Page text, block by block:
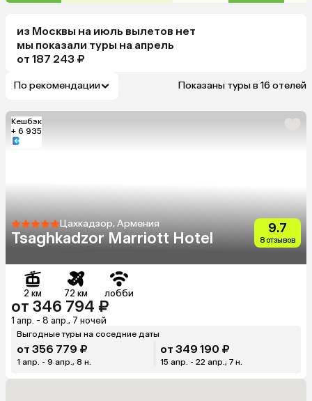
из Москвы на июль вылетов нет
мы показали туры на апрель
от 187 243 ₽
По рекомендации Показаны туры в 16 отелей
Кешбэк
+ 6 935
Цахкадзор, Армения
Tsaghkadzor Marriott Hotel
9.7
8 отзывов
2 км 72 км лобби
от 346 794 ₽
1 апр. - 8 апр., 7 ночей
Выгодные туры на соседние даты
от 356 779 ₽
1 апр. - 9 апр., 8 н.
от 349 190 ₽
15 апр. - 22 апр., 7 н.